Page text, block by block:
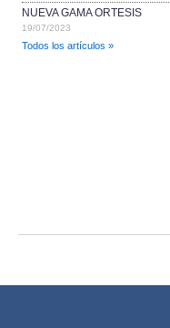
NUEVA GAMA ORTESIS
19/07/2023
Todos los artículos »